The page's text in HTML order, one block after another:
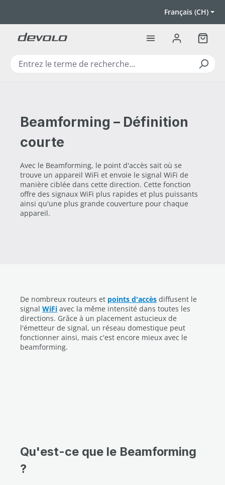
Français (CH)
Le
Beamforming – Définition
courte
Avec le Beamforming, le point d'accès sait où se
trouve un appareil WiFi et envoie le signal WiFi de
manière ciblée dans cette direction. Cette fonction
offre des signaux WiFi plus rapides et plus puissants
ainsi qu'une plus grande couverture pour chaque
appareil.
De nombreux routeurs et points d'accès diffusent le
signal WiFi avec la même intensité dans toutes les
directions. Grâce à un placement astucieux de
l'émetteur de signal, un réseau domestique peut
fonctionner ainsi, mais c'est encore mieux avec le
beamforming.
Qu'est-ce que le Beamforming
?